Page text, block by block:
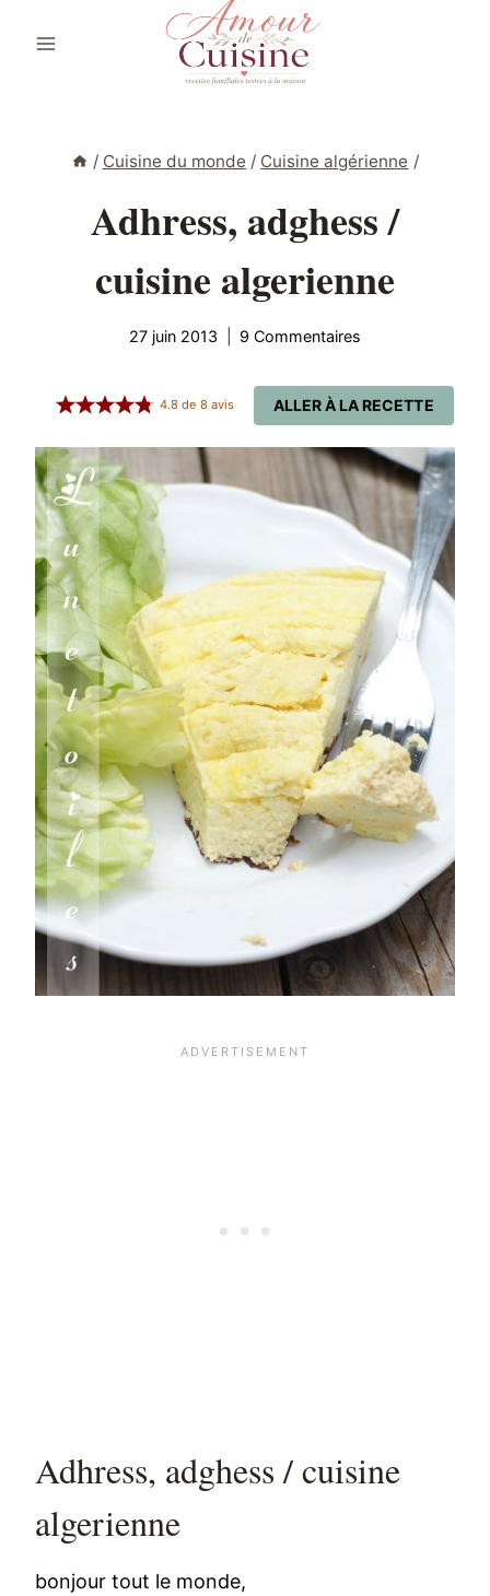
/ Cuisine du monde / Cuisine algérienne /
Adhress, adghess /
cuisine algerienne
27 juin 2013 9 Commentaires
ALLER À LA RECETTE
4.8 de8 avis
Adhress, adghess / cuisine
algerienne
bonjour tout le monde,